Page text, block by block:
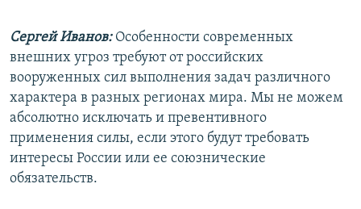
Сергей Иванов:Особенности современных
внешних угроз требуют от российских
вооруженных сил выполнения задач различного
характера в разных регионах мира. Мы не можем
абсолютно исключать и превентивного
применения силы, если этого будут требовать
интересы России или ее союзнические
обязательств.